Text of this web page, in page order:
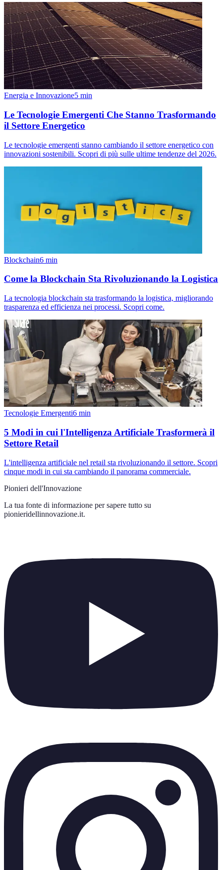
Energia e Innovazione5 min
Le Tecnologie Emergenti Che Stanno Trasformando
il Settore Energetico
Le tecnologie emergenti stanno cambiando il settore energetico con
innovazioni sostenibili. Scopri di più sulle ultime tendenze del 2026.
Blockchain6 min
Come la Blockchain Sta Rivoluzionando la Logistica
La tecnologia blockchain sta trasformando la logistica, migliorando
trasparenza ed efficienza nei processi. Scopri come.
Tecnologie Emergenti6 min
5 Modi in cui l'Intelligenza Artificiale Trasformerà il
Settore Retail
L'intelligenza artificiale nel retail sta rivoluzionando il settore. Scopri
cinque modi in cui sta cambiando il panorama commerciale.
Pionieri dell'Innovazione
La tua fonte di informazione per sapere tutto su
pionieridellinnovazione.it.